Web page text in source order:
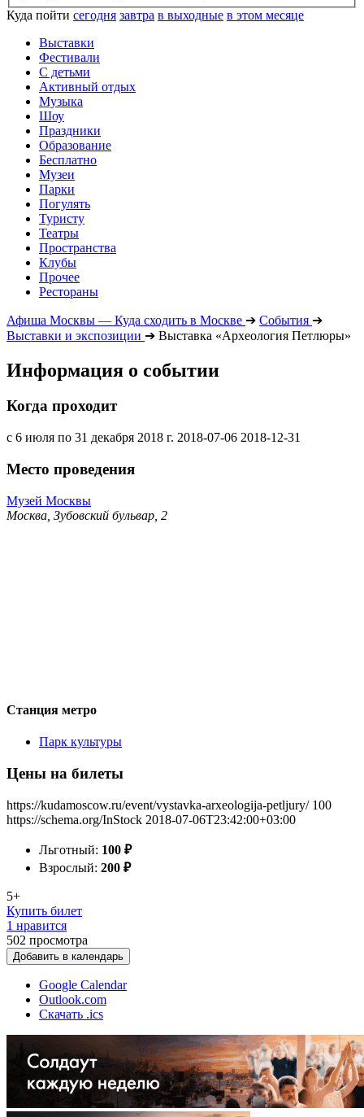
Куда пойти сегодня завтра в выходные в этом месяце
Выставки
Фестивали
С детьми
Активный отдых
Музыка
Шоу
Праздники
Образование
Бесплатно
Музеи
Парки
Погулять
Туристу
Театры
Пространства
Клубы
Прочее
Рестораны
Афиша Москвы — Куда сходить в Москве ➔ События ➔
Выставки и экспозиции ➔ Выставка «Археология Петлюры»
Информация о событии
Когда проходит
с 6 июля по 31 декабря 2018 г. 2018-07-06 2018-12-31
Место проведения
Музей Москвы
Москва, Зубовский бульвар, 2
Станция метро
Парк культуры
Цены на билеты
https://kudamoscow.ru/event/vystavka-arxeologija-petljury/ 100
https://schema.org/InStock 2018-07-06T23:42:00+03:00
Льготный: 100 ₽
Взрослый: 200 ₽
5+
Купить билет
1 нравится
502 просмотра
Добавить в календарь
Google Calendar
Outlook.com
Скачать .ics